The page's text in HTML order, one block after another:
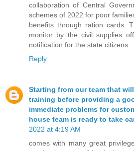
collaboration of Central
schemes of 2022 for poor
benefits through ration cards.
monitor by the civil supplies
notification for the state citizens.
Reply
Starting from our team that
training before providing a
immediate problems for
house team is ready to take
2022 at 4:19 AM
comes with many great